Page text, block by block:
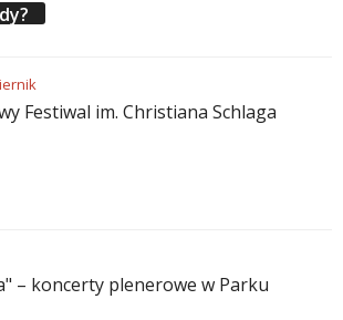
Festiwal im. Christiana Schlaga
– koncerty plenerowe w Parku